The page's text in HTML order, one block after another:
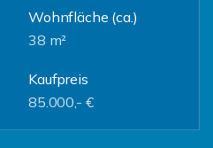
Wohnfläche (ca.)
38 m²
Kaufpreis
85.000,- €